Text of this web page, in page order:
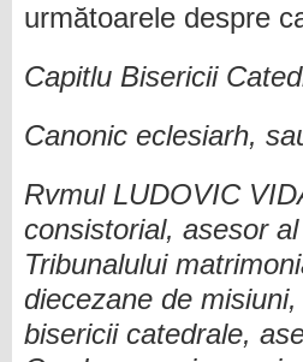
următoarele despre
Capitlu Bisericii
Canonic eclesiarh,
Rvmul LUDOVIC
consistorial, asesor
Tribunalului
diecezane de
bisericii catedrale,